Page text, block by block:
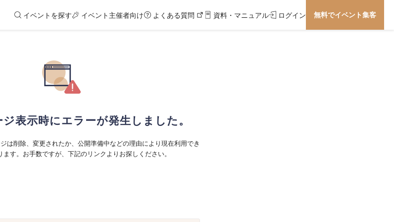
イベントを探す イベント主催者向け よくある質問 資料・マニュアル ログイン 無料でイベント集客
表示時にエラーが発生しました。
は削除、変更されたか、公開準備中などの理由により現在利用でき
ます。お手数ですが、下記のリンクよりお探しください。